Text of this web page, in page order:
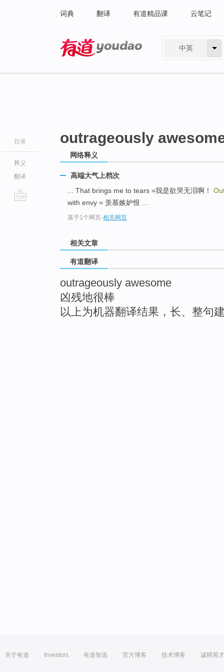
词典 翻译 有道精品课 云笔记
中英
目录
释义
翻译
outrageously
网络释义
高端大气上档次
... That brings me to tears =我是欲哭无泪啊！
with envy = 羡慕嫉妒恨 ...
基于1个网页-相关网页
相关文章
有道翻译
outrageously awesome
凶残地很棒
以上为机器翻译结果，长、整句
关于有道 Investors 有道智选 官方博客 技术博客 诚聘英才